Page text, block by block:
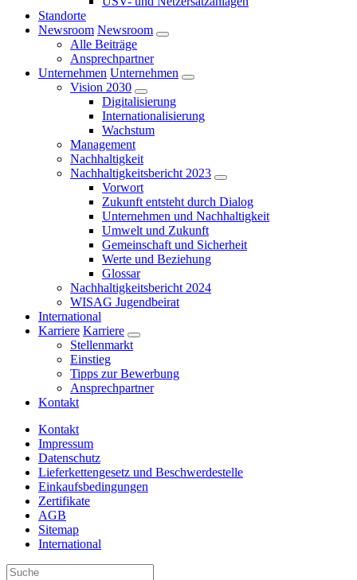
Standorte
Newsroom Newsroom
Alle Beiträge
Ansprechpartner
Unternehmen Unternehmen
Vision 2030
Digitalisierung
Internationalisierung
Wachstum
Management
Nachhaltigkeit
Nachhaltigkeitsbericht 2023
Vorwort
Zukunft entsteht durch Dialog
Unternehmen und Nachhaltigkeit
Umwelt und Zukunft
Gemeinschaft und Sicherheit
Werte und Beziehung
Glossar
Nachhaltigkeitsbericht 2024
WISAG Jugendbeirat
International
Karriere Karriere
Stellenmarkt
Einstieg
Tipps zur Bewerbung
Ansprechpartner
Kontakt
Kontakt
Impressum
Datenschutz
Lieferkettengesetz und Beschwerdestelle
Einkaufsbedingungen
Zertifikate
AGB
Sitemap
International